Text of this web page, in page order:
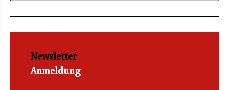
Newsletter
Anmeldung